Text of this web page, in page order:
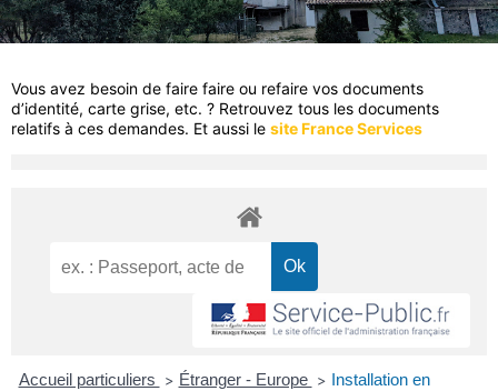
Vous avez besoin de faire faire ou refaire vos documents
d’identité, carte grise, etc. ? Retrouvez tous les documents
relatifs à ces demandes. Et aussi le site France Services
Accueil particuliers > Étranger - Europe > Installation en